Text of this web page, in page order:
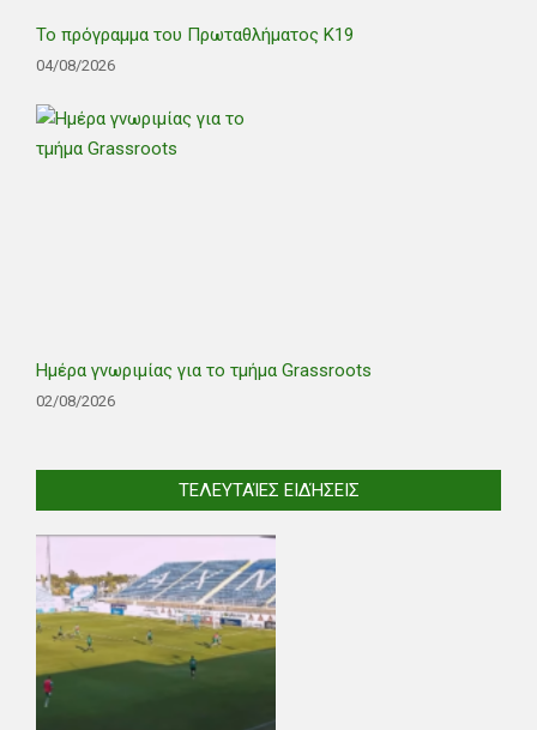
Το πρόγραμμα του Πρωταθλήματος Κ19
04/08/2026
Ημέρα γνωριμίας για το τμήμα Grassroots
02/08/2026
ΤΕΛΕΥΤΑΊΕΣ ΕΙΔΉΣΕΙΣ